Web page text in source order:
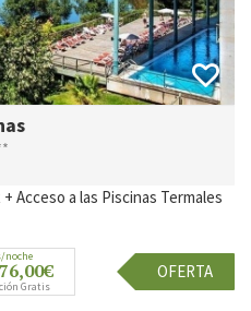
Acceso a las Piscinas Termales
noche
76,00€
Gratis
OFERTA